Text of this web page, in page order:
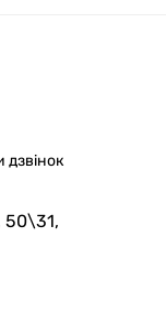
50\31,